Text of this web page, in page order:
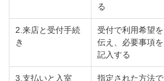
る
2.来店と受付手続
き
受付で利用希望を
伝え、必要事項を
記入する
3.支払いと入室
指定された方法で